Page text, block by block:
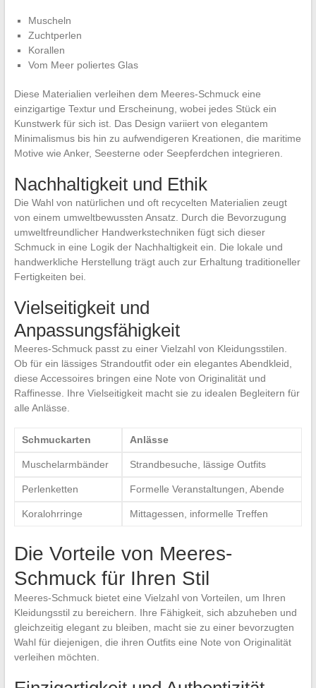
Muscheln
Zuchtperlen
Korallen
Vom Meer poliertes Glas
Diese Materialien verleihen dem Meeres-Schmuck eine
einzigartige Textur und Erscheinung, wobei jedes Stück ein
Kunstwerk für sich ist. Das Design variiert von elegantem
Minimalismus bis hin zu aufwendigeren Kreationen, die maritime
Motive wie Anker, Seesterne oder Seepferdchen integrieren.
Nachhaltigkeit und Ethik
Die Wahl von natürlichen und oft recycelten Materialien zeugt
von einem umweltbewussten Ansatz. Durch die Bevorzugung
umweltfreundlicher Handwerkstechniken fügt sich dieser
Schmuck in eine Logik der Nachhaltigkeit ein. Die lokale und
handwerkliche Herstellung trägt auch zur Erhaltung traditioneller
Fertigkeiten bei.
Vielseitigkeit und
Anpassungsfähigkeit
Meeres-Schmuck passt zu einer Vielzahl von Kleidungsstilen.
Ob für ein lässiges Strandoutfit oder ein elegantes Abendkleid,
diese Accessoires bringen eine Note von Originalität und
Raffinesse. Ihre Vielseitigkeit macht sie zu idealen Begleitern für
alle Anlässe.
Schmuckarten Anlässe
Muschelarmbänder Strandbesuche, lässige Outfits
Perlenketten Formelle Veranstaltungen, Abende
Koralohrringe Mittagessen, informelle Treffen
Die Vorteile von Meeres-
Schmuck für Ihren Stil
Meeres-Schmuck bietet eine Vielzahl von Vorteilen, um Ihren
Kleidungsstil zu bereichern. Ihre Fähigkeit, sich abzuheben und
gleichzeitig elegant zu bleiben, macht sie zu einer bevorzugten
Wahl für diejenigen, die ihren Outfits eine Note von Originalität
verleihen möchten.